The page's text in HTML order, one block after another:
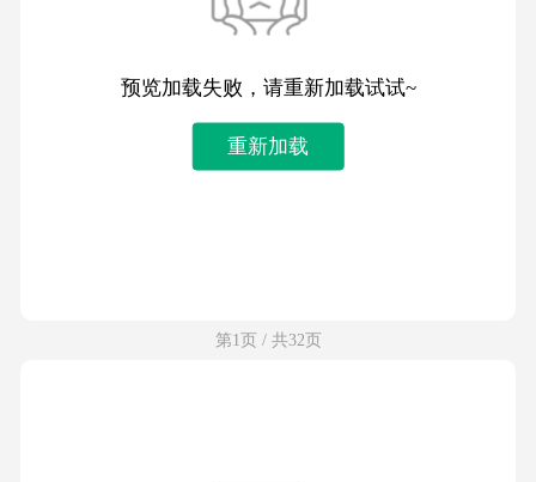
预览加载失败，请重新加载试试~
重新加载
第1页 / 共32页